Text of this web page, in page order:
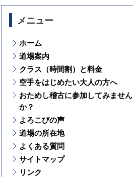
メニュー
ホーム
道場案内
クラス（時間割）と料金
空手をはじめたい大人の方へ
おためし稽古に参加してみません
か？
よろこびの声
道場の所在地
よくある質問
サイトマップ
リンク